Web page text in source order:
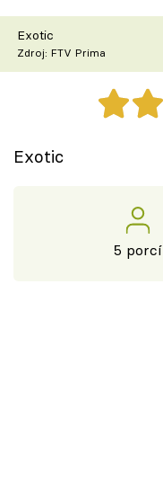
Škola vaření
Recepty z TV
Speciál: Cuketa
Těhotnej kuchař
Přihlášení
Exotic
Zdroj: FTV Prima
Exotic
5 porcí